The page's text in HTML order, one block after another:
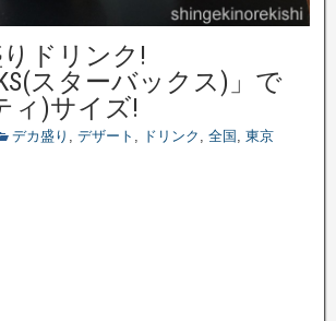
ドリンク!
スターバックス)」で
ィ)サイズ!
デカ盛り , デザート , ドリンク , 全国 , 東京